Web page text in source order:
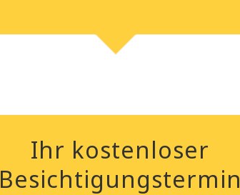
Ihr kostenloser
Besichtigungstermin